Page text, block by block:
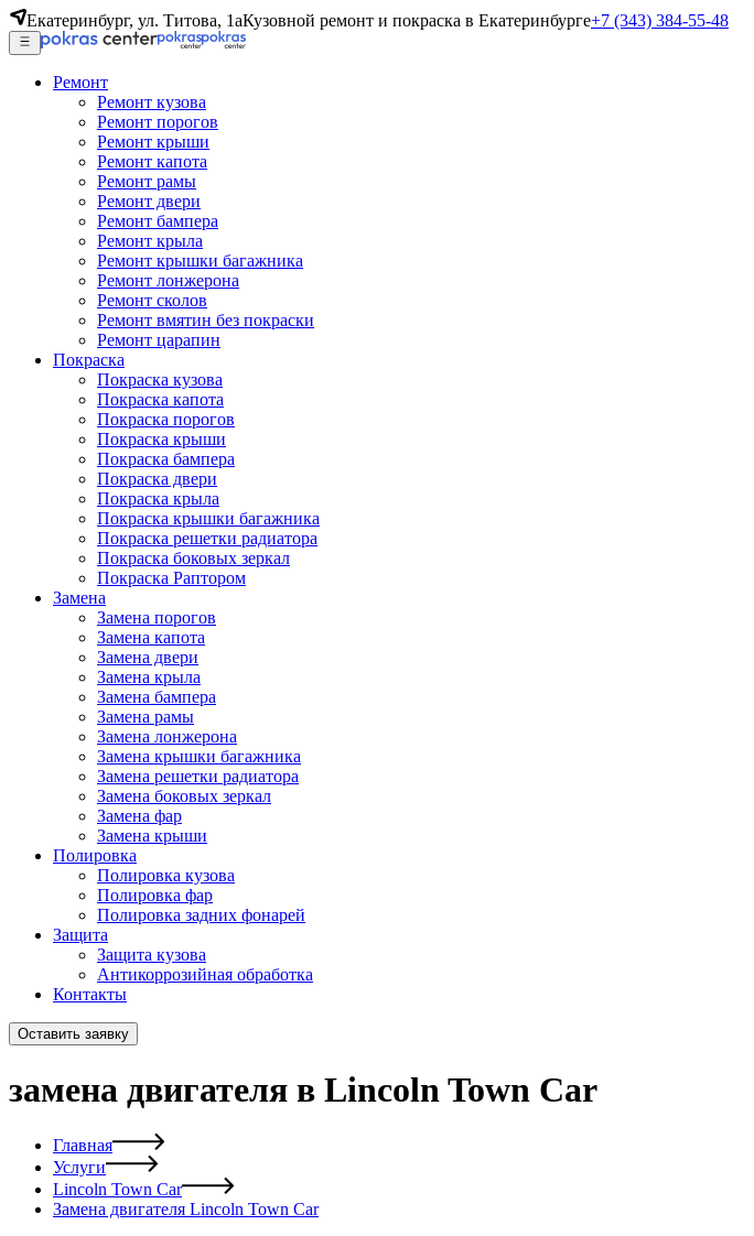
Екатеринбург, ул. Титова, 1аКузовной ремонт и покраска в Екатеринбурге+7 (343) 384-55-48
Ремонт
Ремонт кузова
Ремонт порогов
Ремонт крыши
Ремонт капота
Ремонт рамы
Ремонт двери
Ремонт бампера
Ремонт крыла
Ремонт крышки багажника
Ремонт лонжерона
Ремонт сколов
Ремонт вмятин без покраски
Ремонт царапин
Покраска
Покраска кузова
Покраска капота
Покраска порогов
Покраска крыши
Покраска бампера
Покраска двери
Покраска крыла
Покраска крышки багажника
Покраска решетки радиатора
Покраска боковых зеркал
Покраска Раптором
Замена
Замена порогов
Замена капота
Замена двери
Замена крыла
Замена бампера
Замена рамы
Замена лонжерона
Замена крышки багажника
Замена решетки радиатора
Замена боковых зеркал
Замена фар
Замена крыши
Полировка
Полировка кузова
Полировка фар
Полировка задних фонарей
Защита
Защита кузова
Антикоррозийная обработка
Контакты
Оставить заявку
замена двигателя в Lincoln Town Car
Главная
Услуги
Lincoln Town Car
Замена двигателя Lincoln Town Car